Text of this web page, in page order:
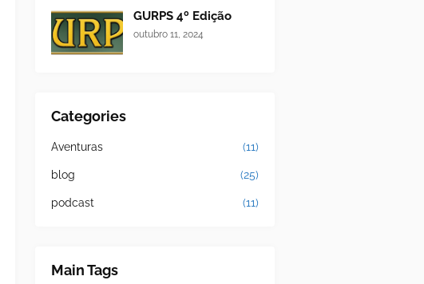
GURPS 4º Edição
outubro 11, 2024
Categories
Aventuras (11)
blog (25)
podcast (11)
Main Tags